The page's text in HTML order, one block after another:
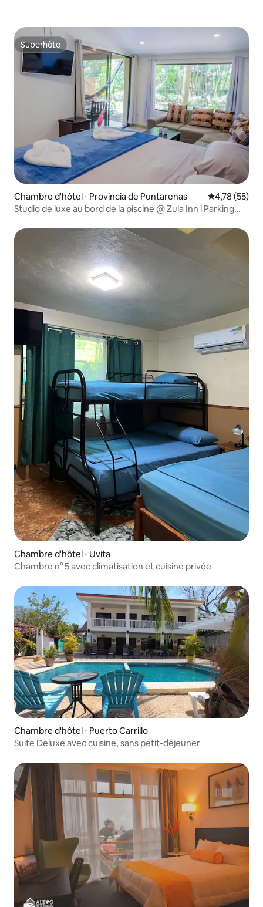
Superhôte
Superhôte
Chambre d'hôtel ⋅ Provincia de Puntarenas Évaluation
4,78 (55)
Studio de luxe au bord de la piscine @ Zula Inn l Parking
Chambre d'hôtel ⋅ Uvita
Chambre n° 5 avec climatisation et cuisine privée
Chambre d'hôtel ⋅ Puerto Carrillo
Suite Deluxe avec cuisine, sans petit-déjeuner